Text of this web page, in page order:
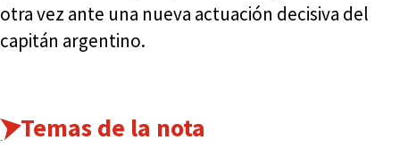
otra vez ante una nueva actuación decisiva del
capitán argentino.
Temas de la nota